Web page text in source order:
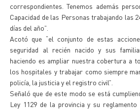
correspondientes. Tenemos además
Capacidad de las Personas trabajando las
días del año”.
Acotó que “el conjunto de estas
seguridad al recién nacido y sus
haciendo es ampliar nuestra cobertura a
los hospitales y trabajar como siempre
policía, la justicia y el registro civil”.
Señaló que de este modo se está
Ley 1129 de la provincia y su reglamento